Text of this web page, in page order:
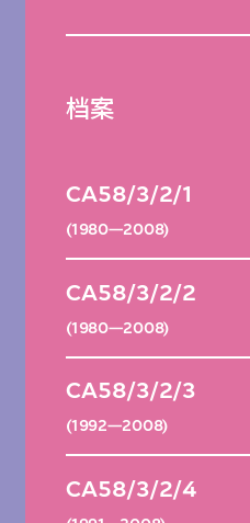
档案
CA58/3/2/1
(1980—2008)
CA58/3/2/2
(1980—2008)
CA58/3/2/3
(1992—2008)
CA58/3/2/4